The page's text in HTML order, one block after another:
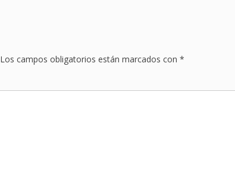
Los campos obligatorios están marcados con *